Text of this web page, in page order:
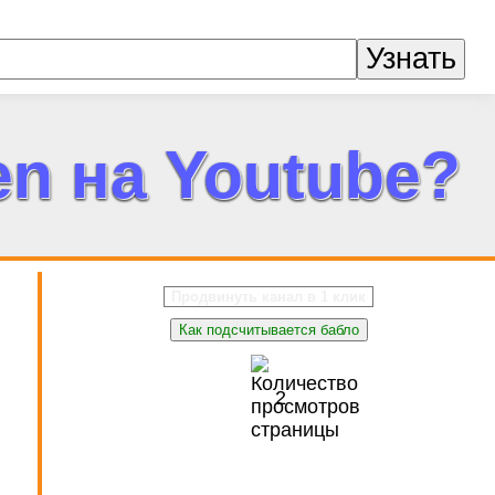
Узнать
на Youtube?
Как подсчитывается бабло
2